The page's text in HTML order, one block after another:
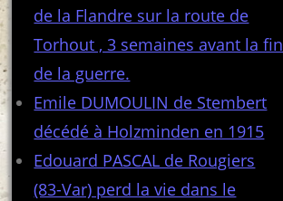
de la Flandre sur la route de
Torhout , 3 semaines avant la fin
de la guerre.
Emile DUMOULIN de Stembert
décédé à Holzminden en 1915
Edouard PASCAL de Rougiers
(83-Var) perd la vie dans le